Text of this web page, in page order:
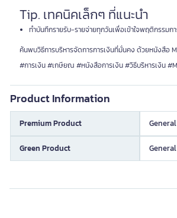
Tip. เทคนิคเล็กๆ ที่แนะนำ
ทำบันทึกรายรับ-รายจ่ายทุกวันเพื่อเข้าใจพฤติกรรมก
ค้นพบวิธีการบริหารจัดการการเงินที่มั่นคง ด้วยหนังสือ
#การเงิน #เกษียณ #หนังสือการเงิน #วิธีบริหารเงิน
Product Information
Premium Product
Green Product